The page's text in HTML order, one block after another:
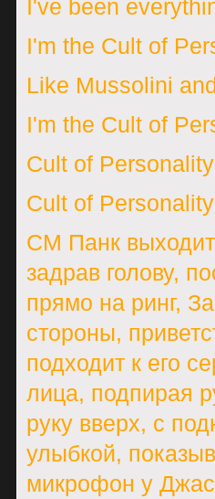
I've been
I'm the Cult of
Like Mussolini
I'm the Cult of
Cult of Personality
Cult of Personality
СМ Панк выходит
задрав голову,
прямо на ринг,
стороны,
подходит к его
лица, подпирая
руку вверх, с
улыбкой,
микрофон у